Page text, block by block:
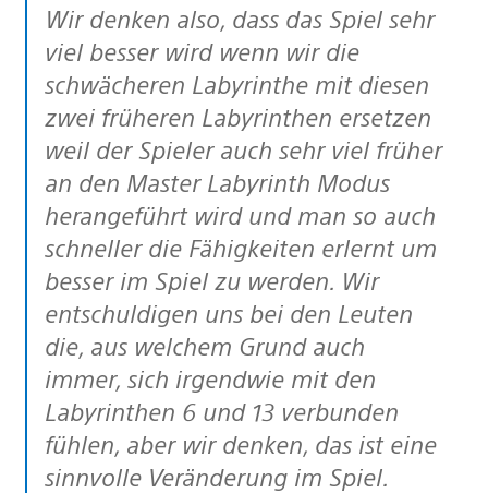
Wir denken also, dass das Spiel sehr
viel besser wird wenn wir die
schwächeren Labyrinthe mit diesen
zwei früheren Labyrinthen ersetzen
weil der Spieler auch sehr viel früher
an den Master Labyrinth Modus
herangeführt wird und man so auch
schneller die Fähigkeiten erlernt um
besser im Spiel zu werden. Wir
entschuldigen uns bei den Leuten
die, aus welchem Grund auch
immer, sich irgendwie mit den
Labyrinthen 6 und 13 verbunden
fühlen, aber wir denken, das ist eine
sinnvolle Veränderung im Spiel.